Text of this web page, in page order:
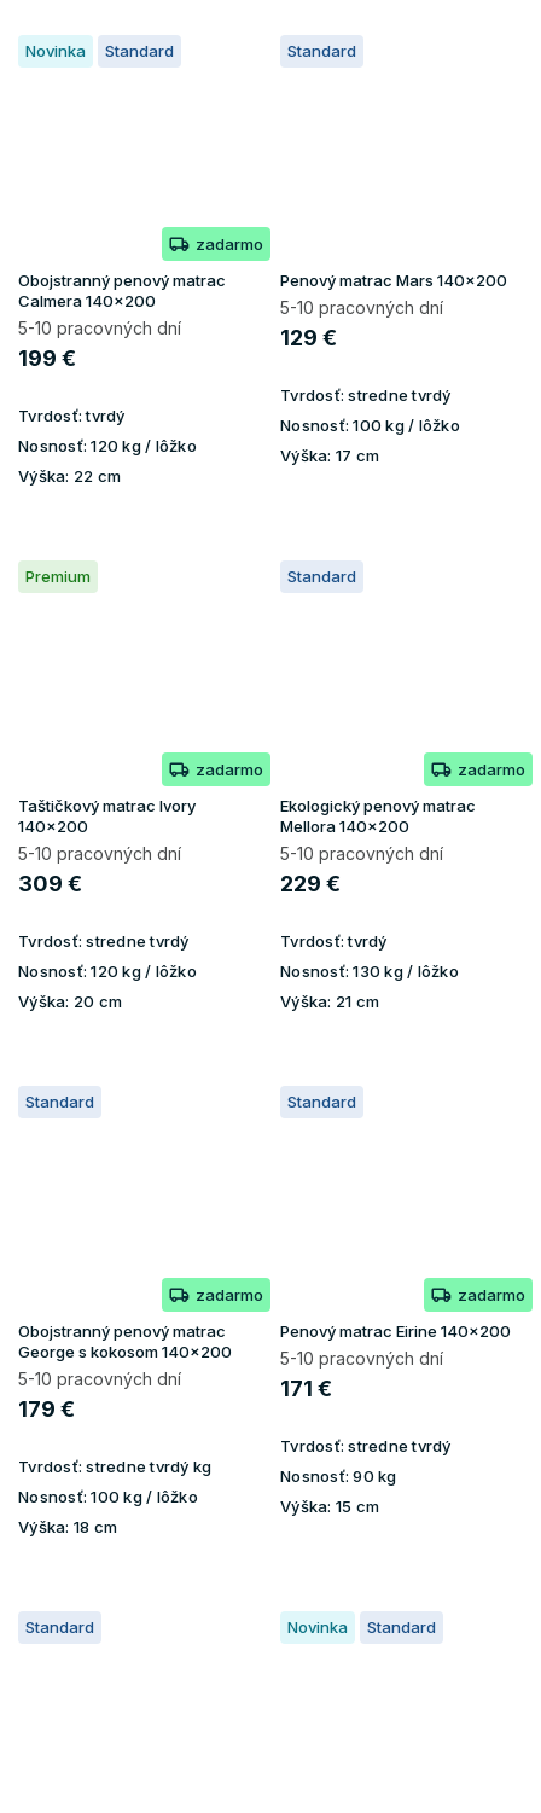
Novinka Standard
zadarmo
Obojstranný penový matrac
Calmera 140x200
5-10 pracovných dní
199 €
Tvrdosť:tvrdý
Nosnosť: 120 kg / lôžko
Výška: 22 cm
Standard
Penový matrac Mars 140x200
5-10 pracovných dní
129 €
Tvrdosť: stredne tvrdý
Nosnosť: 100 kg / lôžko
Výška: 17 cm
Premium
zadarmo
Taštičkový matrac Ivory
140x200
5-10 pracovných dní
309 €
Tvrdosť: stredne tvrdý
Nosnosť: 120 kg / lôžko
Výška: 20 cm
Standard
zadarmo
Ekologický penový matrac
Mellora 140x200
5-10 pracovných dní
229 €
Tvrdosť:tvrdý
Nosnosť: 130 kg / lôžko
Výška: 21 cm
Standard
zadarmo
Obojstranný penový matrac
George s kokosom 140x200
5-10 pracovných dní
179 €
Tvrdosť: stredne tvrdý kg
Nosnosť: 100 kg / lôžko
Výška: 18 cm
Standard
zadarmo
Penový matrac Eirine 140x200
5-10 pracovných dní
171 €
Tvrdosť: stredne tvrdý
Nosnosť: 90 kg
Výška: 15 cm
Standard Novinka Standard